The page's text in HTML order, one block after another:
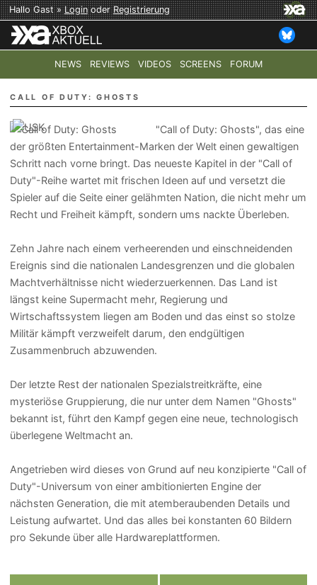
Hallo Gast »LoginoderRegistrierung
NEWS REVIEWS VIDEOS SCREENS FORUM
TOP-THEMEN: COD: MODERN WARFARE 4 HALO:
CALL OF DUTY: GHOSTS
"Call of Duty: Ghosts", das eine
der größten Entertainment-Marken der Welt einen gewaltigen
Schritt nach vorne bringt. Das neueste Kapitel in der "Call of
Duty"-Reihe wartet mit frischen Ideen auf und versetzt die
Spieler auf die Seite einer gelähmten Nation, die nicht mehr um
Recht und Freiheit kämpft, sondern ums nackte Überleben.
Zehn Jahre nach einem verheerenden und einschneidenden
Ereignis sind die nationalen Landesgrenzen und die globalen
Machtverhältnisse nicht wiederzuerkennen. Das Land ist
längst keine Supermacht mehr, Regierung und
Wirtschaftssystem liegen am Boden und das einst so stolze
Militär kämpft verzweifelt darum, den endgültigen
Zusammenbruch abzuwenden.
Der letzte Rest der nationalen Spezialstreitkräfte, eine
mysteriöse Gruppierung, die nur unter dem Namen "Ghosts"
bekannt ist, führt den Kampf gegen eine neue, technologisch
überlegene Weltmacht an.
Angetrieben wird dieses von Grund auf neu konzipierte "Call of
Duty"-Universum von einer ambitionierten Engine der
nächsten Generation, die mit atemberaubenden Details und
Leistung aufwartet. Und das alles bei konstanten 60 Bildern
pro Sekunde über alle Hardwareplattformen.